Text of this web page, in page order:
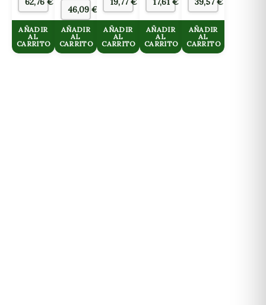
AÑADIR
AL
CARRITO
46,09 €
AÑADIR
AL
CARRITO
AÑADIR
AL
CARRITO
AÑADIR
AL
CARRITO
AÑADIR
AL
CARRITO